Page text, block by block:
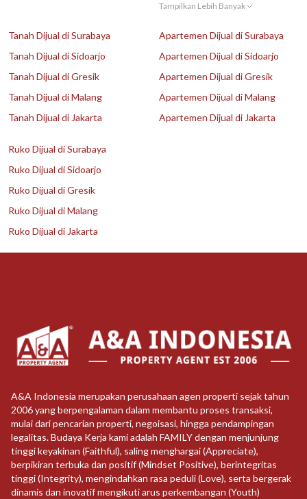
Tampilkan Lebih Banyak
Tanah Dijual di Surabaya
Tanah Dijual di Sidoarjo
Tanah Dijual di Gresik
Tanah Dijual di Malang
Tanah Dijual di Jakarta
Apartemen Dijual di Surabaya
Apartemen Dijual di Sidoarjo
Apartemen Dijual di Gresik
Apartemen Dijual di Malang
Apartemen Dijual di Jakarta
Ruko Dijual di Surabaya
Ruko Dijual di Sidoarjo
Ruko Dijual di Gresik
Ruko Dijual di Malang
Ruko Dijual di Jakarta
A&A Indonesia merupakan perusahaan agen properti sejak tahun
2006 yang berpengalaman dalam membantu proses transaksi,
mulai dari pencarian properti, negoisasi, hingga pendampingan
legalitas. Budaya Kerja kami adalah FAMILY dengan menjunjung
tinggi keyakinan (Faithful), saling menghargai (Appreciate),
berpikiran terbuka dan positif (Mindset Positive), berintegritas
tinggi (Integrity), mengindahkan rasa peduli (Love), serta bergerak
dinamis dan inovatif mengikuti arus perkembangan (Youth)